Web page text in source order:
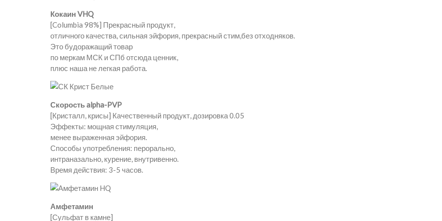
Кокаин VHQ
[Columbia 98%] Прекрасный продукт,
отличного качества, сильная эйфория, прекрасный стим,без отходняков.
Это будоражащий товар
по меркам МСК и СПб отсюда ценник,
плюс наша не легкая работа.
Скорость alpha-PVP
[Кристалл, крисы] Качественный продукт, дозировка 0.05
Эффекты: мощная стимуляция,
менее выраженная эйфория.
Способы употребления: перорально,
интраназально, курение, внутривенно.
Время действия: 3-5 часов.
Амфетамин
[Сульфат в камне]